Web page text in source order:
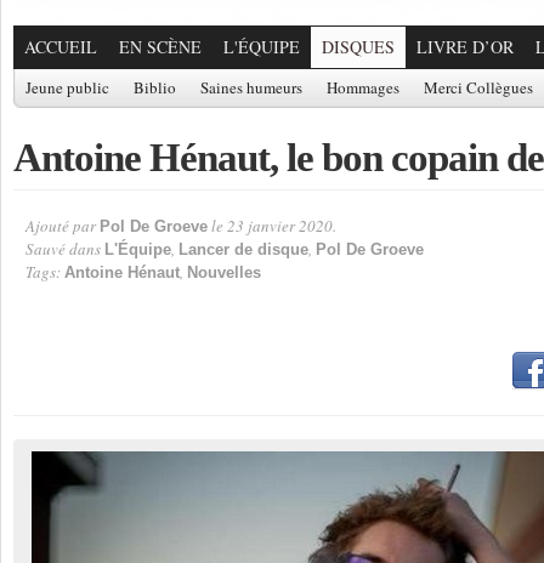
ACCUEIL EN SCÈNE L'ÉQUIPE DISQUES LIVRE D’OR
Jeune public Biblio Saines humeurs Hommages Merci Collègues
Antoine Hénaut, le bon copain
Ajouté par Pol De Groeve le 23 janvier 2020.
Sauvé dans L'Équipe, Lancer de disque, Pol De Groeve
Tags: Antoine Hénaut, Nouvelles